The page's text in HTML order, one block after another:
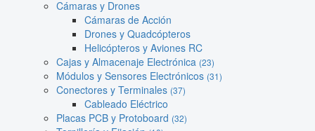
Cámaras y Drones
Cámaras de Acción
Drones y Quadcópteros
Helicópteros y Aviones RC
Cajas y Almacenaje Electrónica (23)
Módulos y Sensores Electrónicos (31)
Conectores y Terminales (37)
Cableado Eléctrico
Placas PCB y Protoboard (32)